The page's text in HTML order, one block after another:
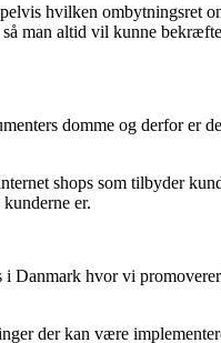
hvilken ombytningsret
man altid vil kunne
domme og derfor er
shops som tilbyder
er.
i Danmark hvor vi
der kan være